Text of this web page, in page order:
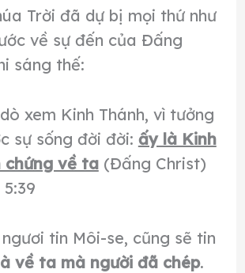
Trời đã dự bị mọi thứ như
về sự đến của Đấng
sáng thế:
xem Kinh Thánh, vì tưởng
sự sống đời đời: ấy là Kinh
chứng về ta(Đấng Christ)
tin Môi-se, cũng sẽ tin
về ta mà người đã chép.